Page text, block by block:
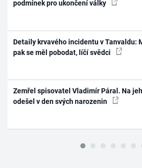
podmínek pro ukončení války
Detaily krvavého incidentu v Tanvaldu:
pak se měl pobodat, líčí svědci
Zemřel spisovatel Vladimír Páral. Na
odešel v den svých narozenin